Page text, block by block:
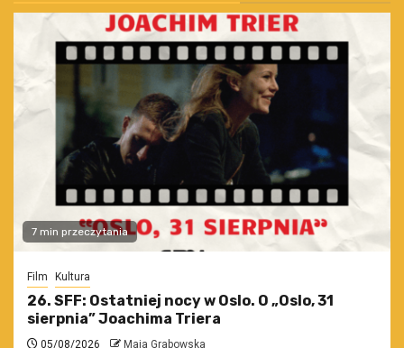
7 min przeczytania
Film Kultura
26. SFF: Ostatniej nocy w Oslo. O „Oslo, 31
sierpnia” Joachima Triera
05/08/2026 Maja Grabowska